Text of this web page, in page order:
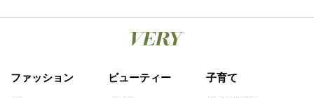
ファッション ビューティー 子育て